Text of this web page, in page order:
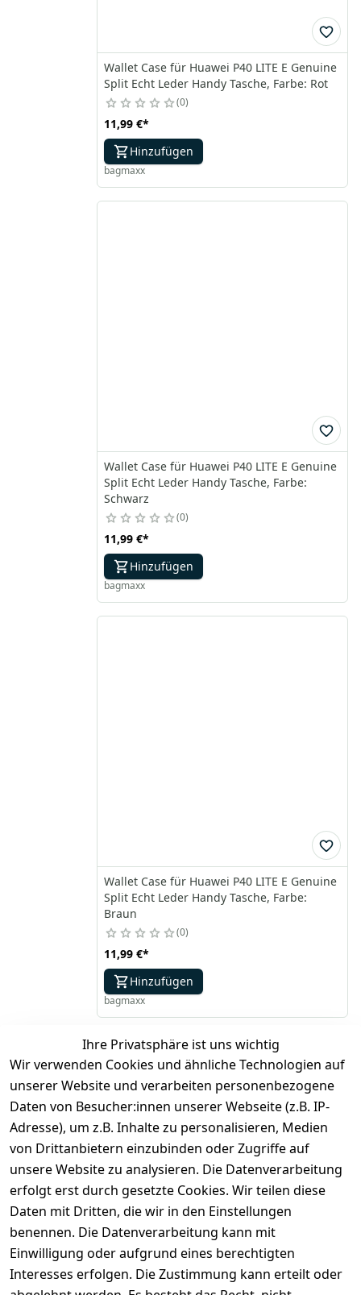
Wallet Case für Huawei P40 LITE E Genuine
Split Echt Leder Handy Tasche, Farbe: Rot
0
11,99 €*
Hinzufügen
bagmaxx
Wallet Case für Huawei P40 LITE E Genuine
Split Echt Leder Handy Tasche, Farbe:
Schwarz
0
11,99 €*
Hinzufügen
bagmaxx
Wallet Case für Huawei P40 LITE E Genuine
Split Echt Leder Handy Tasche, Farbe:
Braun
0
11,99 €*
Hinzufügen
bagmaxx
inkl. ges. MwSt
1
Ihre Privatsphäre ist uns wichtig
Wir verwenden Cookies und ähnliche Technologien auf
unserer Website und verarbeiten personenbezogene
Daten von Besucher:innen unserer Webseite (z.B. IP-
Adresse), um z.B. Inhalte zu personalisieren, Medien
von Drittanbietern einzubinden oder Zugriffe auf
unsere Website zu analysieren. Die Datenverarbeitung
erfolgt erst durch gesetzte Cookies. Wir teilen diese
Daten mit Dritten, die wir in den Einstellungen
benennen. Die Datenverarbeitung kann mit
Einwilligung oder aufgrund eines berechtigten
Interesses erfolgen. Die Zustimmung kann erteilt oder
Rechtliches
AGB
Impressum
Services
Registrieren
Kontakt
Zahlung
und
Versand